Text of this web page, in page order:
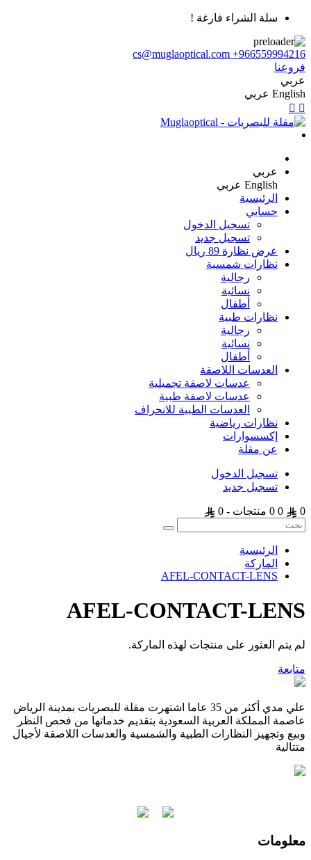
سلة الشراء فارغة !
cs@muglaoptical.com +966559994216
فروعنا
عربي
English عربي
عربي
English عربي
الرئيسية
حسابي
تسجيل الدخول
تسجيل جديد
عرض نظارة 89 ريال
نظارات شمسية
رجالية
نسائية
أطفال
نظارات طبية
رجالية
نسائية
أطفال
العدسات اللاصقة
عدسات لاصقة تجميلية
عدسات لاصقة طبية
العدسات الطبية للانحراف
نظارات رياضية
إكسسوارات
عن مقلة
تسجيل الدخول
تسجيل جديد
0
0 0 منتجات - 0
الرئيسية
الماركة
AFEL-CONTACT-LENS
AFEL-CONTACT-LENS
لم يتم العثور على منتجات لهذه الماركة.
متابعة
علي مدي أكثر من 35 عاما اشتهرت مقلة للبصريات بمدينة الرياض
عاصمة المملكة العربية السعودية بتقديم خدماتها من فحص النظر
وبيع وتجهيز النظارات الطبية والشمسية والعدسات اللاصقة لأجيال
متتالية
معلومات